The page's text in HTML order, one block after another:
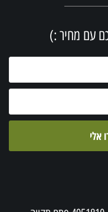
עם מחיר :)
אלי